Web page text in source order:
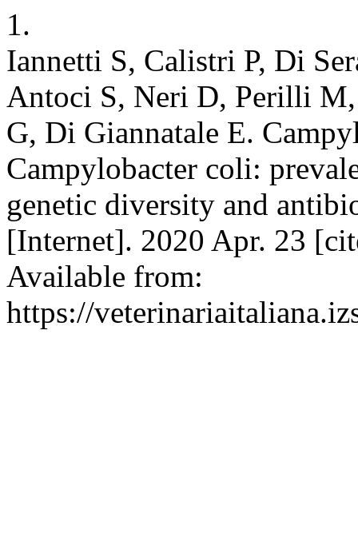
1.
Iannetti S, Calistri P, Di
Antoci S, Neri D, Perilli
G, Di Giannatale E.
Campylobacter coli:
genetic diversity and
[Internet]. 2020 Apr. 23
Available from:
https://